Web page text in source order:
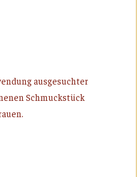
ausgesuchter
Schmuckstück